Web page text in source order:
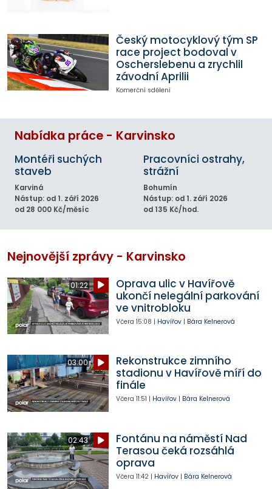
Český motocyklový tým SP
race project bodoval v
Oscherslebenu a zrychlil
závodní Aprilii
Komerční sdělení
Nabídka práce - Karvinsko
Montéři suchých
staveb
Karviná
Nástup: od 1. září 2026
od 28 000 Kč/měsíc
Pracovníci ostrahy,
strážní
Bohumín
Nástup: od 1. září 2026
od 135 Kč/hod.
Nejnovější zprávy - Karvinsko
01:22
Oprava ulic v Havířově
ukončí nelegální parkování
ve vnitrobloku
Včera 15:08 | Havířov| Bára Kelnerová
03:00
Rekonstrukce zimního
stadionu v Havířově míří do
finále
Včera 11:51 | Havířov| Bára Kelnerová
02:43
Fontánu na náměstí Nad
Terasou čeká rozsáhlá
oprava
Včera 11:42| Havířov| Bára Kelnerová